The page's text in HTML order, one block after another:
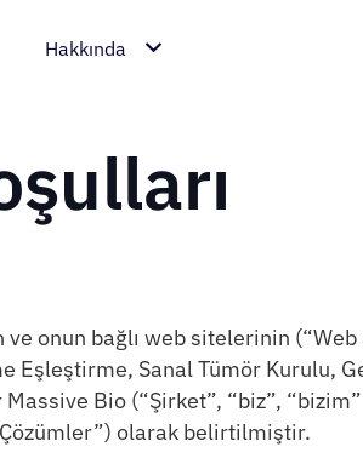
Hakkında
onun bağlı web sitelerinin
Eşleştirme, Sanal Tümör Kurulu,
Bio (“Şirket”, “biz”,
olarak belirtilmiştir.